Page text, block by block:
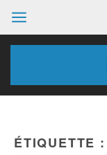
ÉTIQUETTE :